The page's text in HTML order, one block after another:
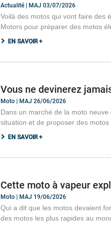
Actualité | MAJ 03/07/2026
Voilà des motos qui vont faire des
Motors pour préparer des motos
EN SAVOIR +
Vous ne devinerez
Moto | MAJ 26/06/2026
Dans un marché de la moto
situation et de proposer des
EN SAVOIR +
Cette moto à vapeur
Moto | MAJ 19/06/2026
Qui a dit que les motos devaient
des motos les plus rapides au